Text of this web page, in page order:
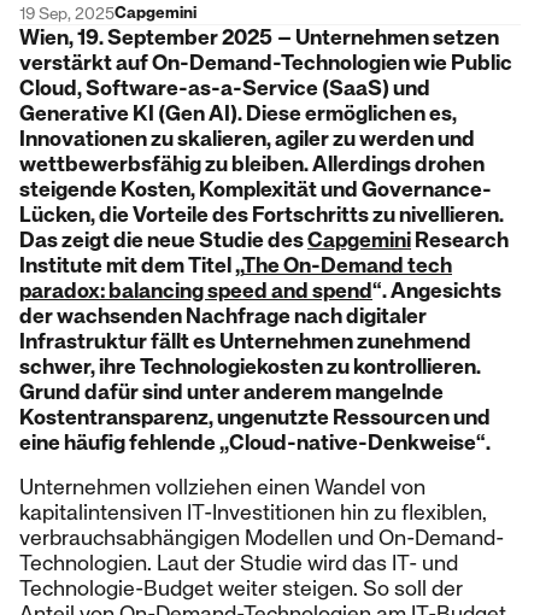
19 Sep, 2025Capgemini
Wien, 19. September 2025 – Unternehmen setzen
verstärkt auf On-Demand-Technologien wie Public
Cloud, Software-as-a-Service (SaaS) und
Generative KI (Gen AI). Diese ermöglichen es,
Innovationen zu skalieren, agiler zu werden und
wettbewerbsfähig zu bleiben. Allerdings drohen
steigende Kosten, Komplexität und Governance-
Lücken, die Vorteile des Fortschritts zu nivellieren.
Das zeigt die neue Studie desCapgeminiResearch
Institute mit dem Titel „The On-Demand tech
paradox: balancing speed and spend“. Angesichts
der wachsenden Nachfrage nach digitaler
Infrastruktur fällt es Unternehmen zunehmend
schwer, ihre Technologiekosten zu kontrollieren.
Grund dafür sind unter anderem mangelnde
Kostentransparenz, ungenutzte Ressourcen und
eine häufig fehlende „Cloud-native-Denkweise“.
Unternehmen vollziehen einen Wandel von
kapitalintensiven IT-Investitionen hin zu flexiblen,
verbrauchsabhängigen Modellen und On-Demand-
Technologien. Laut der Studie wird das IT- und
Technologie-Budget weiter steigen. So soll der